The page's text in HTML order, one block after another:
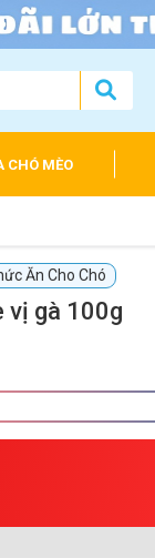
CHÓ MÈO
Ăn Cho Chó
vị gà 100g